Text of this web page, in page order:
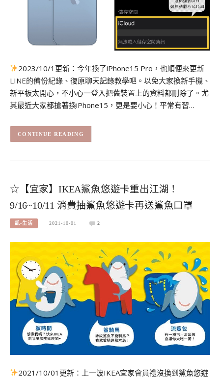
2023/10/1更新：今年換了iPhone15 Pro，也順便來更新
LINE的備份紀錄、復原聊天記錄教學吧。以免大家換新手機、
新平板太開心，不小心一登入把舊裝置上的資料都刪除了。尤
其最近大家都搶著換iPhone15，更是要小心！平常有習…
CONTINUE READING
☆【宜家】IKEA鯊魚悠遊卡重出江湖！
9/16~10/11 消費抽鯊魚悠遊卡再送鯊魚口罩
凱-生活 2021-10-01 2
2021/10/01更新：上一波IKEA宜家會員禮沒換到鯊魚悠遊